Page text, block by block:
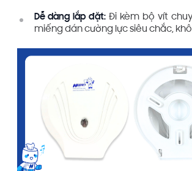
Dễ dàng lắp đặt:Đi kèm bộ vít
miếng dán cường lực siêu chắc,